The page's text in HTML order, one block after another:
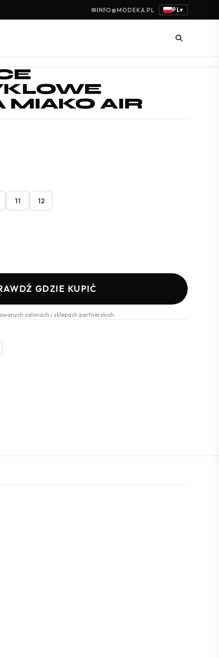
INFO@MODEKA.PL PL▾
MIAKO AIR
11 12
GDZIE KUPIĆ
salonach i sklepach partnerskich.